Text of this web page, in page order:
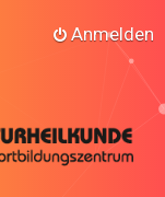
Anmelden